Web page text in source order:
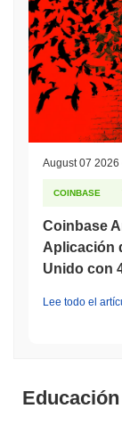
August 07 2026
COINBASE
Coinbase
Aplicación
Unido con
Lee todo el
Educación